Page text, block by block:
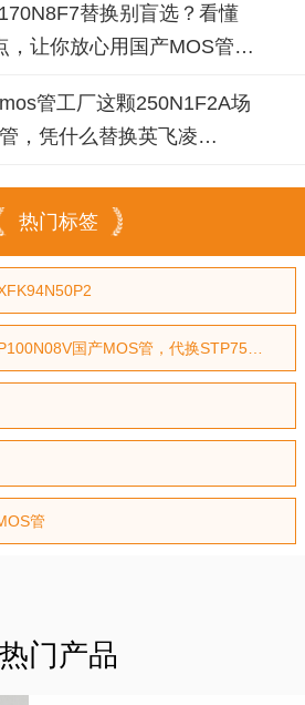
替换别盲选？看懂
，让你放心用国产MOS管替
管工厂这颗250N1F2A场
，凭什么替换英飞凌
热门标签
管
热门产品